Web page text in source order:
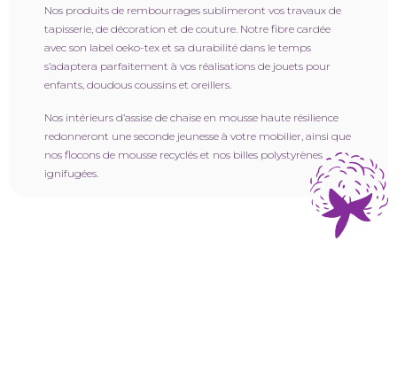
Nos produits de rembourrages sublimeront vos travaux de
tapisserie, de décoration et de couture. Notre fibre cardée
avec son label oeko-tex et sa durabilité dans le temps
s’adaptera parfaitement à vos réalisations de jouets pour
enfants, doudous coussins et oreillers.
Nos intérieurs d’assise de chaise en mousse haute résilience
redonneront une seconde jeunesse à votre mobilier, ainsi que
nos flocons de mousse recyclés et nos billes polystyrènes
ignifugées.